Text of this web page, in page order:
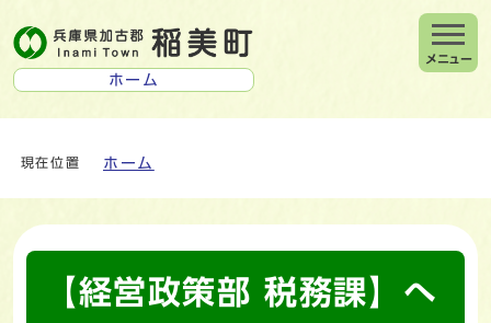
ホーム
メニュー
現在位置 ホーム
【経営政策部 税務課】へ